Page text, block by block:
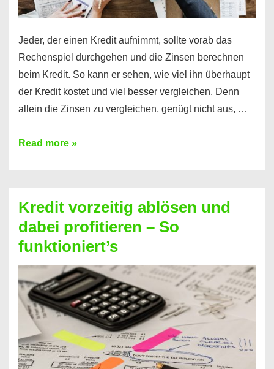
Jeder, der einen Kredit aufnimmt, sollte vorab das
Rechenspiel durchgehen und die Zinsen berechnen
beim Kredit. So kann er sehen, wie viel ihn überhaupt
der Kredit kostet und viel besser vergleichen. Denn
allein die Zinsen zu vergleichen, genügt nicht aus, …
Ganz
Kredit
berechnen
–
Mit
diesen
Regeln!
Read more »
Kredit vorzeitig ablösen und
dabei profitieren – So
funktioniert’s